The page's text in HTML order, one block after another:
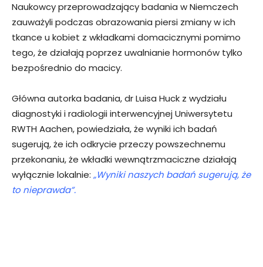
Naukowcy przeprowadzający badania w Niemczech
zauważyli podczas obrazowania piersi zmiany w ich
tkance u kobiet z wkładkami domacicznymi pomimo
tego, że działają poprzez uwalnianie hormonów tylko
bezpośrednio do macicy.
Główna autorka badania, dr Luisa Huck z wydziału
diagnostyki i radiologii interwencyjnej Uniwersytetu
RWTH Aachen, powiedziała, że wyniki ich badań
sugerują, że ich odkrycie przeczy powszechnemu
przekonaniu, że wkładki wewnątrzmaciczne działają
wyłącznie lokalnie: „Wyniki naszych badań sugerują, że
to nieprawda”.